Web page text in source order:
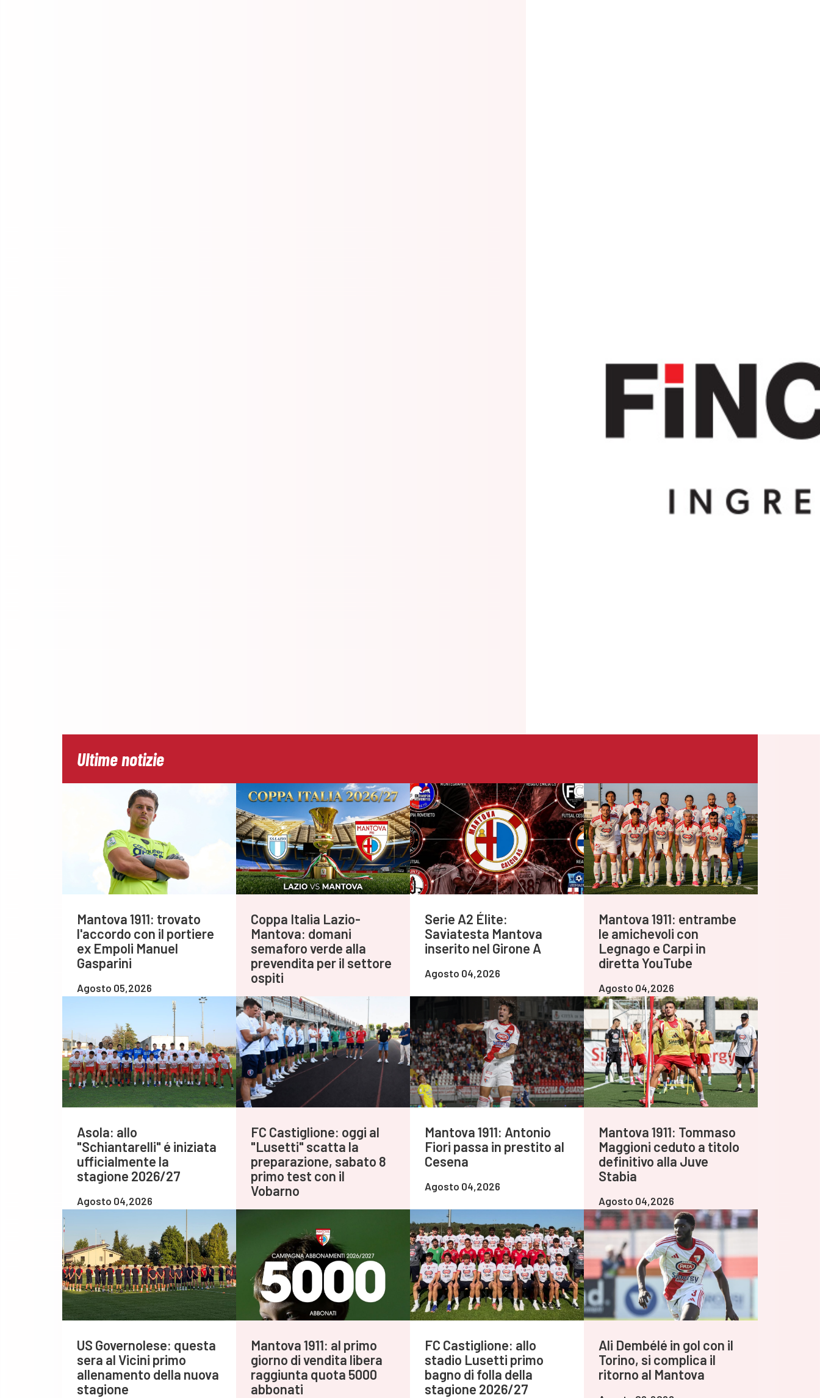
Ultime notizie
Mantova 1911: trovato
l'accordo con il portiere
ex Empoli Manuel
Gasparini
Agosto 05,2026
Coppa Italia Lazio-
Mantova: domani
semaforo verde alla
prevendita per il settore
ospiti
Agosto 05,2026
Serie A2 Élite:
Saviatesta Mantova
inserito nel Girone A
Agosto 04,2026
Mantova 1911: entrambe
le amichevoli con
Legnago e Carpi in
diretta YouTube
Agosto 04,2026
Asola: allo
"Schiantarelli" é iniziata
ufficialmente la
stagione 2026/27
Agosto 04,2026
FC Castiglione: oggi al
"Lusetti" scatta la
preparazione, sabato 8
primo test con il
Vobarno
Mantova 1911: Antonio
Fiori passa in prestito al
Cesena
Agosto 04,2026
Mantova 1911: Tommaso
Maggioni ceduto a titolo
definitivo alla Juve
Stabia
Agosto 04,2026
US Governolese: questa
sera al Vicini primo
allenamento della nuova
stagione
Mantova 1911: al primo
giorno di vendita libera
raggiunta quota 5000
abbonati
FC Castiglione: allo
stadio Lusetti primo
bagno di folla della
stagione 2026/27
Ali Dembélé in gol con il
Torino, si complica il
ritorno al Mantova